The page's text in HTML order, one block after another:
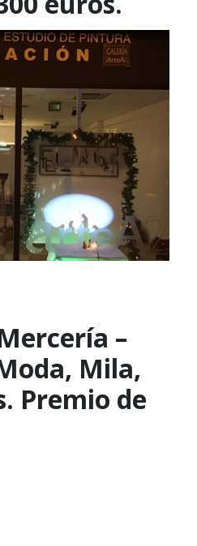
–
Mila,
Premio de